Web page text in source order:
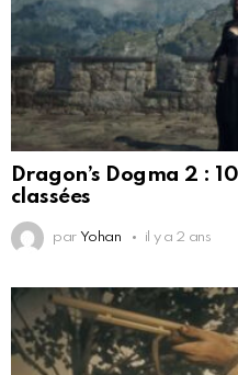
Dragon’s Dogma 2 :
classées
par Yohan il y a 2 ans